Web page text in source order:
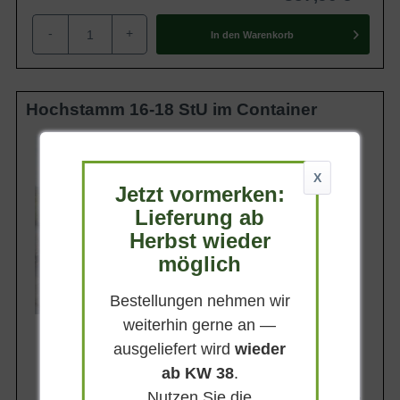
- + In den Warenkorb
Hochstamm 16-18 StU im Container
ca. 60 kg
Anzahl Verschulungen
4xv (4-fach verpflanzt)
Lieferbar
X
Jetzt vormerken:
Lieferung ab
Herbst wieder
möglich
Bestellungen nehmen wir
weiterhin gerne an —
ausgeliefert wirdwieder
ab KW 38.